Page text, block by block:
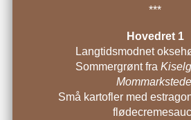
***
Hovedret 1
Langtidsmodnet
Sommergrønt fra
Små kartofler med